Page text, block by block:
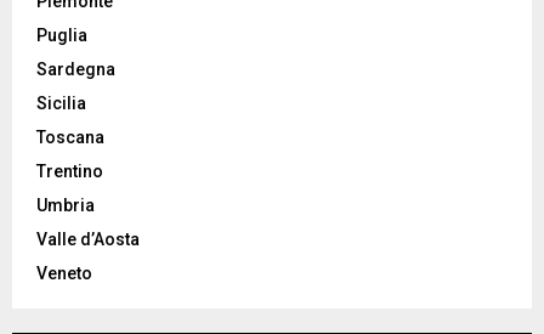
Puglia
Sardegna
Sicilia
Toscana
Trentino
Umbria
Valle d’Aosta
Veneto